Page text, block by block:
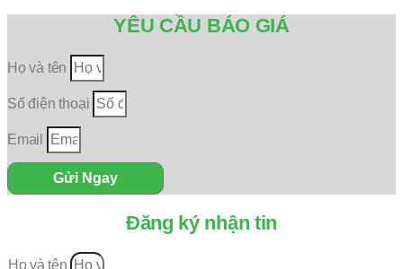
YÊU CẦU BÁO GIÁ
Họ và tên
Số điện thoại
Email
Gửi Ngay
Đăng ký nhận tin
Họ và tên